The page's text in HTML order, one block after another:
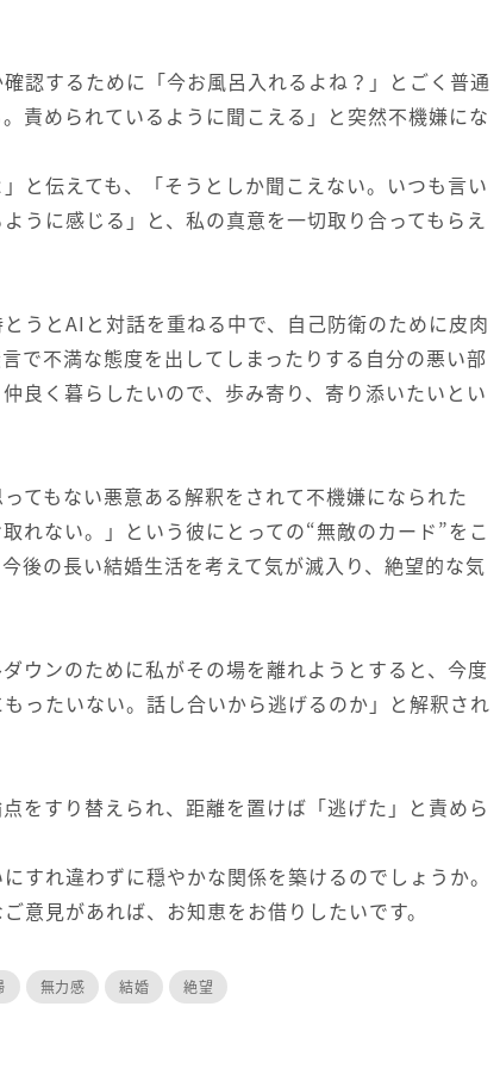
認するために「今お風呂入れるよね？」とごく普通
責められているように聞こえる」と突然不機嫌にな
と伝えても、「そうとしか聞こえない。いつも言い
うに感じる」と、私の真意を一切取り合ってもらえ
うとAIと対話を重ねる中で、自己防衛のために皮肉
で不満な態度を出してしまったりする自分の悪い部
良く暮らしたいので、歩み寄り、寄り添いたいとい
てもない悪意ある解釈をされて不機嫌になられた
れない。」という彼にとっての“無敵のカード”をこ
後の長い結婚生活を考えて気が滅入り、絶望的な気
ウンのために私がその場を離れようとすると、今度
ったいない。話し合いから逃げるのか」と解釈され
をすり替えられ、距離を置けば「逃げた」と責めら
すれ違わずに穏やかな関係を築けるのでしょうか。
意見があれば、お知恵をお借りしたいです。
無力感 結婚 絶望